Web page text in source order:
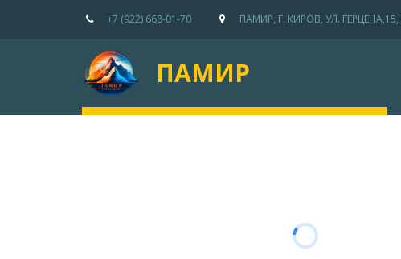
+7 (922) 668-01-70 ПАМИР, Г. КИРОВ, УЛ. ГЕРЦЕНА,15,
ПАМИР